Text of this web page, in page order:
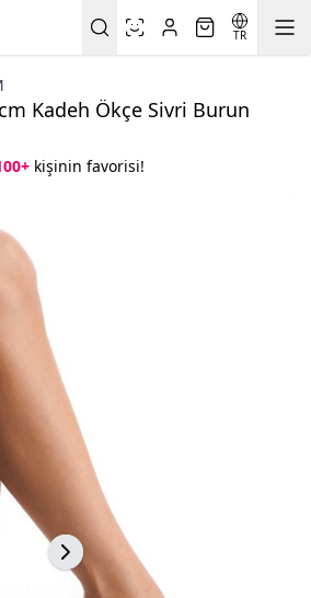
TR
Kadeh Ökçe Sivri Burun
kişinin favorisi!